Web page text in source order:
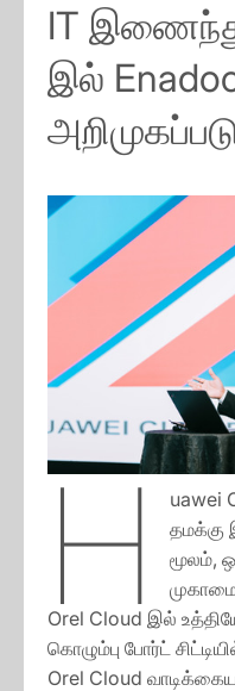
IT
இல்
H
uawei
தமக்கு
மூலம்,
Orel Cloud இல்
கொழும்பு போர்ட்
Orel Cloud